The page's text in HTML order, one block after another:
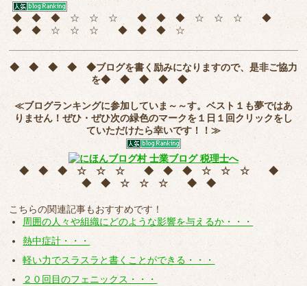
◆ ◆ ◆ ☆ ☆ ☆ ◆ ◆ ◆ ☆ ☆ ☆ ◆
◆ ◆ ☆ ☆ ☆ ◆ ◆ ◆ ☆
◆ ◆ ◆ ◆ ◆ブログを書く励みになりますので、是非ご協力
を◆ ◆ ◆ ◆ ◆
≪ブログランキングに参加していま～～す。ベスト１も夢ではあ
りません！ぜひ・ぜひ次の緑色のマークを１日１回クリックをし
ていただけたら幸いです！！≫
◆ ◆ ◆ ☆ ☆ ☆ ◆ ◆ ◆ ☆ ☆ ☆ ◆
◆ ◆ ☆ ☆ ☆ ◆ ◆
こちらの関連記事もおすすめです！
周囲の人々や組織にどのような影響を与えるか・・・
熱中症計・・・
軽い力でスラスラと書くことができる・・・
２０回目のフェニックス・・・